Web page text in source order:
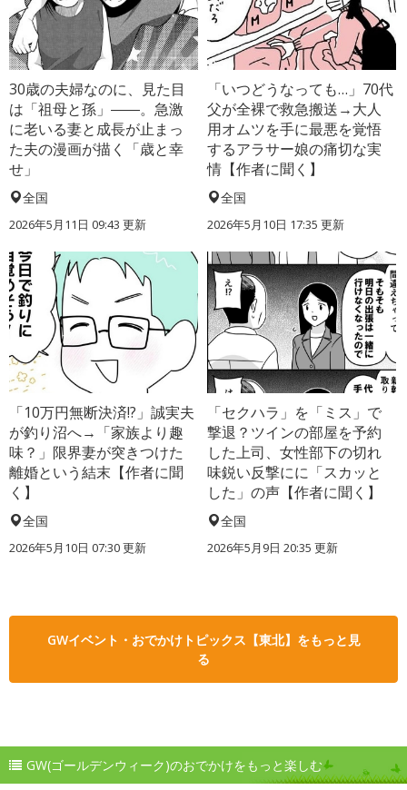
30歳の夫婦なのに、見た目
は「祖母と孫」――。急激
に老いる妻と成長が止まっ
た夫の漫画が描く「歳と幸
せ」
全国
2026年5月11日 09:43 更新
「いつどうなっても…」70代
父が全裸で救急搬送→大人
用オムツを手に最悪を覚悟
するアラサー娘の痛切な実
情【作者に聞く】
全国
2026年5月10日 17:35 更新
「10万円無断決済!?」誠実夫
が釣り沼へ→「家族より趣
味？」限界妻が突きつけた
離婚という結末【作者に聞
く】
全国
2026年5月10日 07:30 更新
「セクハラ」を「ミス」で
撃退？ツインの部屋を予約
した上司、女性部下の切れ
味鋭い反撃にに「スカッと
した」の声【作者に聞く】
全国
2026年5月9日 20:35 更新
GWイベント・おでかけトピックス【東北】をもっと見
る
GW(ゴールデンウィーク)のおでかけをもっと楽しむ